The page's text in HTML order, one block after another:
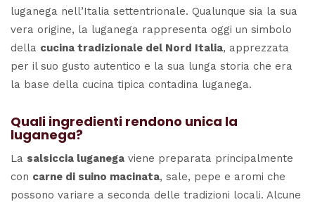
luganega nell’Italia settentrionale. Qualunque sia la sua
vera origine, la luganega rappresenta oggi un simbolo
della cucina tradizionale del Nord Italia, apprezzata
per il suo gusto autentico e la sua lunga storia che era
la base della cucina tipica contadina luganega.
Quali ingredienti rendono unica la
luganega?
La salsiccia luganega viene preparata principalmente
con carne di suino macinata, sale, pepe e aromi che
possono variare a seconda delle tradizioni locali. Alcune